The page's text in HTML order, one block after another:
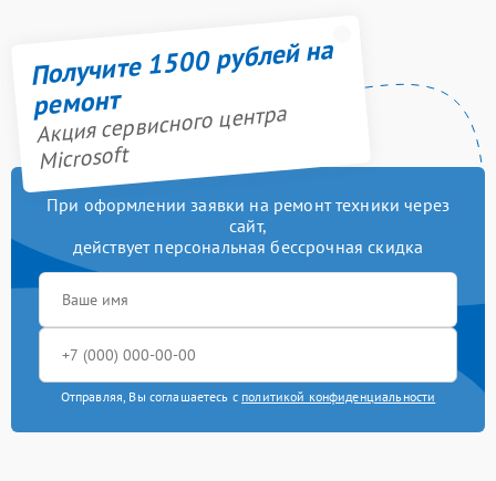
Получите 1500 рублей на
ремонт
Акция сервисного центра
Microsoft
При оформлении заявки на ремонт техники через
сайт,
действует персональная бессрочная скидка
Отправляя, Вы соглашаетесь с политикой конфиденциальности